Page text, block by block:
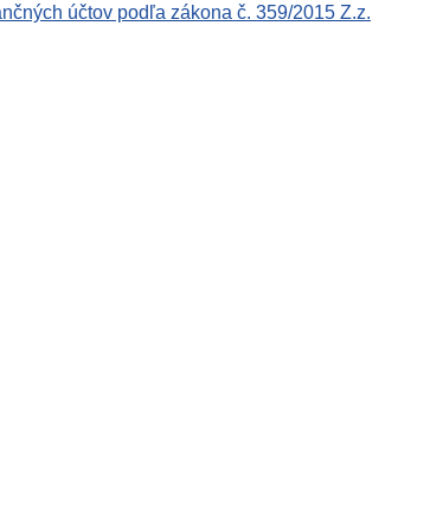
účtov podľa zákona č. 359/2015 Z.z.